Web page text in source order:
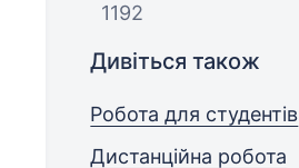
1192
Дивіться також
Робота для студентів
Дистанційна робота